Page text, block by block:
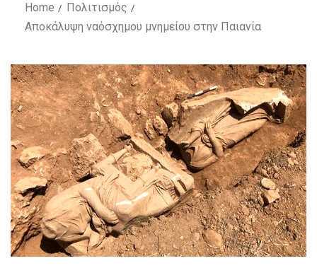
Home
Πολιτισμός
Αποκάλυψη ναόσχημου μνημείου στην Παιανία